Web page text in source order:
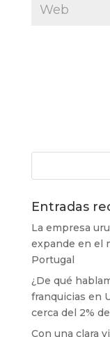
Entradas
La empresa
expande en el
Portugal
¿De qué
franquicias en
cerca del 2%
Con una clara